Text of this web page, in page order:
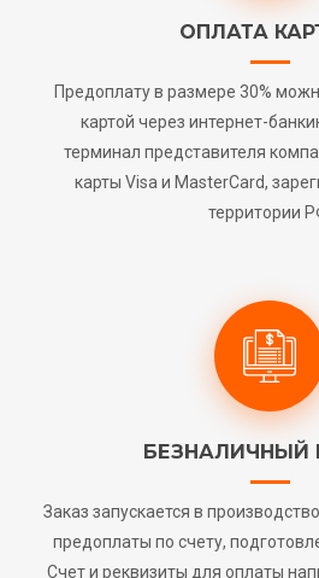
ОПЛАТА
Предоплату в размере 30%
картой через интернет-
терминал представителя
карты Visa и MasterCard,
территории
БЕЗНАЛИЧНЫЙ
Заказ запускается в
предоплаты по счету,
Счет и реквизиты для оплаты